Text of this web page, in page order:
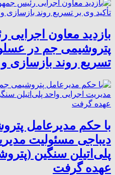
بازدید معاون اجرایی
پتروشیمی جم در
تسریع روند بازسازی
با حکم مدیرعامل
دیباجی مسئولیت
پلی‌اتیلن سنگین
عهده گرفت